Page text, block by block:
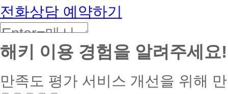
전화상담 예약하기
해키 이용 경험을 알려주세요!
만족도 평가 서비스 개선을 위해